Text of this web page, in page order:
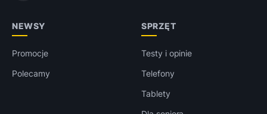
NEWSY
Promocje
Polecamy
SPRZĘT
Testy i opinie
Telefony
Tablety